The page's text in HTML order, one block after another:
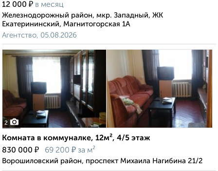
12 000 ₽ в месяц
Железнодорожный район, мкр. Западный, ЖК
Екатерининский, Магнитогорская 1А
Агентство, 05.08.2026
2
Комната в коммуналке, 12м², 4/5 этаж
830 000 ₽ 69 200 ₽ за м²
Ворошиловский район, проспект Михаила Нагибина 21/2